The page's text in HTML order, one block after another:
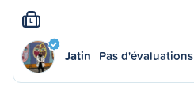
L
Jatin Pas d'évaluations